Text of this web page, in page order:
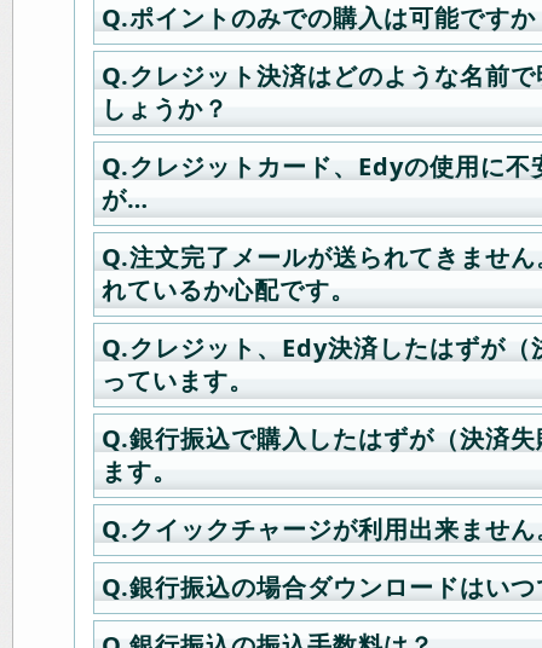
A.商品ご購入時に1ポイント1円換算
購入金額の5%が付加されます。
ポイントのご利用方法は、「お支払
面の一番下」にポイント使用の有無
の設定が出来ます。
Q.ポイントのみでの購入は可能ですか
A.可能です。クレジット、Edy、銀
の決済方法を選び、利用ポイント数
に設定してお進み下さい。
Q.クレジット決済はどのような名前
しょうか？
A.決済代行を委託しているセキュリ
勢万全の株式会社CREDIXより、「
「CR-PAY」名にて請求をさせていた
す。
Q.クレジットカード、Edyの使用に不
が…
A.決済代行会社はセキュリティ・サ
株式会社CREDIXにお願いしており
申込み下さい。
■カード決済に関するお問合せ先
株）CREDIX サポートセンター（
応）
電話番号：0570-07-6000（03-3498-
Eメール：creditinfo@credix-
※ 祝祭日を除いた毎週月・木曜日
30(約30分間)は決済会社による定期
為、決済システムが一時停止いたし
Q.注文完了メールが送られてきませ
れているか心配です。
A.マイページへログイン後、「購入
することができます。
購入履歴一覧に注文情報がない場合
了しておりませんので、再度ご購入
ださい。
購入履歴一覧ページ（当サイトにロ
合のみ）
Q.クレジット、Edy決済したはずが（
っています。
A.クレジット決済とEdy決済をご利
「購入履歴詳細ページ」にて（決済
ている場合は、決済が何らかの理由
らずキャンセル処理された結果とな
済失敗のご注文についてご請求が行
ございません。
決済失敗のご注文について再度ご要
Q.銀行振込で購入したはずが（決済
ます。
A.現在ポイントシステムを利用した
ており、その対応として銀行振込の
干変更しております。
そのため、弊社でのお振り込み確認
Q.クイックチャージが利用出来ません
A.ご登録時に電話番号の記入をして
イックチャージのご利用が出来ませ
Q.銀行振込の場合ダウンロードはい